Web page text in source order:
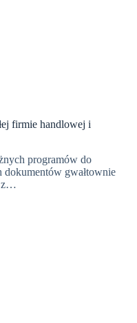
firmie handlowej i
programów do
gwałtownie
z…